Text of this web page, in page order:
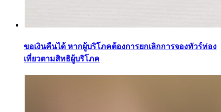
ขอเงินคืนได้ หากผู้บริโภคต้องการยกเลิกการจองทัวร์ท่อง
เที่ยวตามสิทธิผู้บริโภค